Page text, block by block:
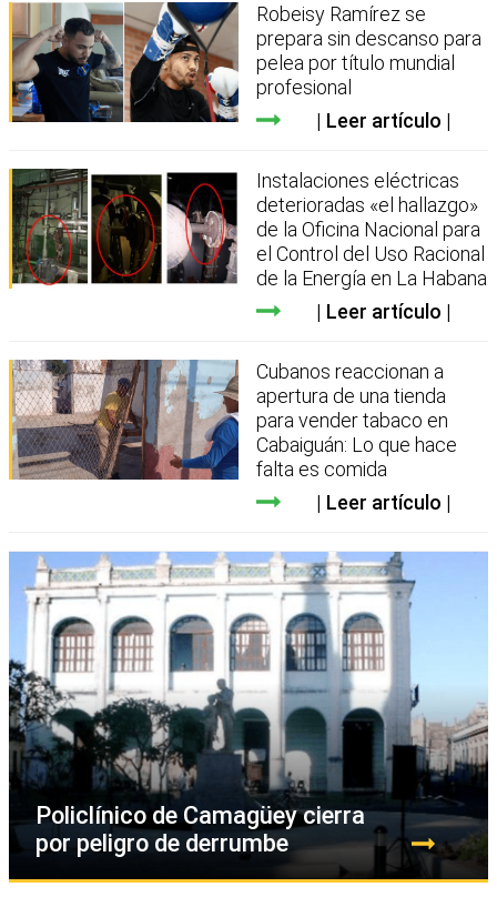
Robeisy Ramírez se
prepara sin descanso para
pelea por título mundial
profesional
Leer artículo
Instalaciones eléctricas
deterioradas «el hallazgo»
de la Oficina Nacional para
el Control del Uso Racional
de la Energía en La Habana
Leer artículo
Cubanos reaccionan a
apertura de una tienda
para vender tabaco en
Cabaiguán: Lo que hace
falta es comida
Leer artículo
Policlínico de Camagüey cierra
por peligro de derrumbe